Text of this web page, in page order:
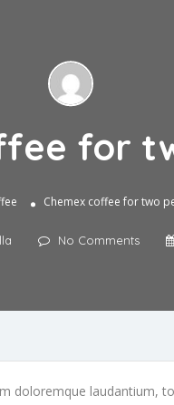
for
Chemex coffee for two
No Comments
doloremque laudantium,